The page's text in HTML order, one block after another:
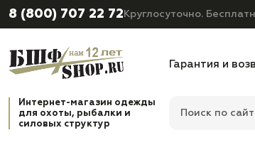
8 (800) 707 22 72 Круглосуточно.
Гарантия и
Интернет-магазин одежды
для охоты, рыбалки и
силовых структур